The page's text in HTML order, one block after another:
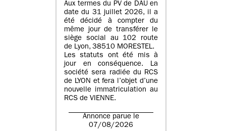
Aux termes du PV de DAU en
date du 31 juillet 2026, il a
été décidé à compter du
même jour de transférer le
siège social au 102 route
de Lyon, 38510 MORESTEL.
Les statuts ont été mis à
jour en conséquence. La
société sera radiée du RCS
de LYON et fera l’objet d’une
nouvelle immatriculation au
RCS de VIENNE.
Annonce parue le
07/08/2026